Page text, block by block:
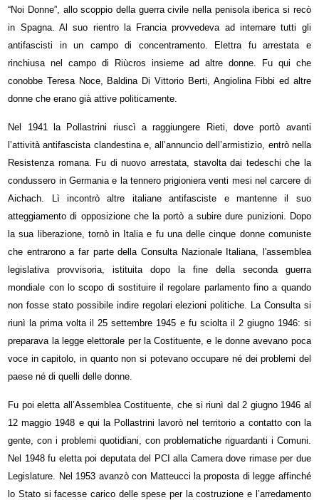
“Noi Donne”, allo scoppio della guerra civile nella penisola iberica si recò
in Spagna. Al suo rientro la Francia provvedeva ad internare tutti gli
antifascisti in un campo di concentramento. Elettra fu arrestata e
rinchiusa nel campo di Riùcros insieme ad altre donne. Fu qui che
conobbe Teresa Noce, Baldina Di Vittorio Berti, Angiolina Fibbi ed altre
donne che erano già attive politicamente.
Nel 1941 la Pollastrini riuscì a raggiungere Rieti, dove portò avanti
l’attività antifascista clandestina e, all’annuncio dell’armistizio, entrò nella
Resistenza romana. Fu di nuovo arrestata, stavolta dai tedeschi che la
condussero in Germania e la tennero prigioniera venti mesi nel carcere di
Aichach. Lì incontrò altre italiane antifasciste e mantenne il suo
atteggiamento di opposizione che la portò a subire dure punizioni. Dopo
la sua liberazione, tornò in Italia e fu una delle cinque donne comuniste
che entrarono a far parte della Consulta Nazionale Italiana, l'assemblea
legislativa provvisoria, istituita dopo la fine della seconda guerra
mondiale con lo scopo di sostituire il regolare parlamento fino a quando
non fosse stato possibile indire regolari elezioni politiche. La Consulta si
riunì la prima volta il 25 settembre 1945 e fu sciolta il 2 giugno 1946: si
preparava la legge elettorale per la Costituente, e le donne avevano poca
voce in capitolo, in quanto non si potevano occupare né dei problemi del
paese né di quelli delle donne.
Fu poi eletta all’Assemblea Costituente, che si riunì dal 2 giugno 1946 al
12 maggio 1948 e qui la Pollastrini lavorò nel territorio a contatto con la
gente, con i problemi quotidiani, con problematiche riguardanti i Comuni.
Nel 1948 fu eletta poi deputata del PCI alla Camera dove rimase per due
Legislature. Nel 1953 avanzò con Matteucci la proposta di legge affinché
lo Stato si facesse carico delle spese per la costruzione e l’arredamento